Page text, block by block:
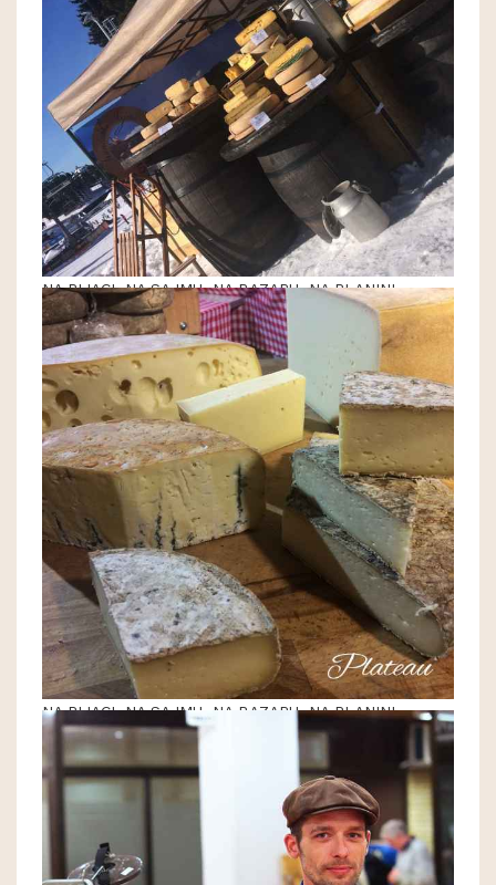
NA PIJACI, NA SAJMU, NA BAZARU, NA PLANINI
NA PIJACI, NA SAJMU, NA BAZARU, NA PLANINI